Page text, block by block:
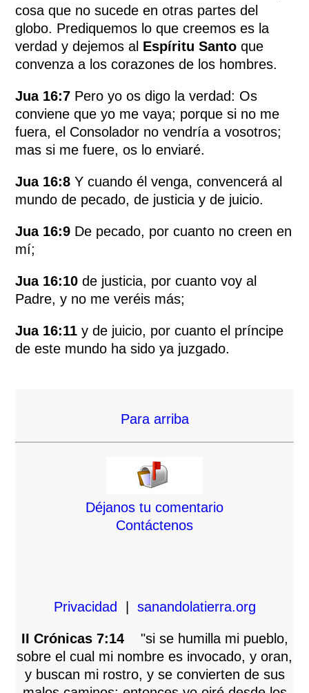
cosa que no sucede en otras partes del
globo. Prediquemos lo que creemos es la
verdad y dejemos al Espíritu Santo que
convenza a los corazones de los hombres.
Jua 16:7 Pero yo os digo la verdad: Os
conviene que yo me vaya; porque si no me
fuera, el Consolador no vendría a vosotros;
mas si me fuere, os lo enviaré.
Jua 16:8 Y cuando él venga, convencerá al
mundo de pecado, de justicia y de juicio.
Jua 16:9 De pecado, por cuanto no creen en
mí;
Jua 16:10 de justicia, por cuanto voy al
Padre, y no me veréis más;
Jua 16:11 y de juicio, por cuanto el príncipe
de este mundo ha sido ya juzgado.
Para arriba
Déjanos tu comentario
Contáctenos
Privacidad sanandolatierra.org
II Crónicas 7:14"si se humilla mi pueblo,
sobre el cual mi nombre es invocado, y oran,
y buscan mi rostro, y se convierten de sus